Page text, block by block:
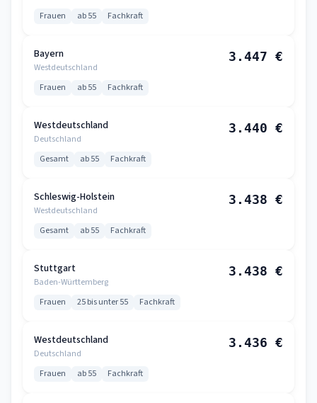
Frauen
ab 55 Fachkraft
Bayern
Westdeutschland
3.447 €
Frauen ab 55 Fachkraft
Westdeutschland
Deutschland
3.440 €
Gesamt ab 55 Fachkraft
Schleswig-Holstein
Westdeutschland
3.438 €
Gesamt ab 55 Fachkraft
Stuttgart
Baden-Württemberg
3.438 €
Frauen 25 bis unter 55 Fachkraft
Westdeutschland
Deutschland
3.436 €
Frauen ab 55 Fachkraft